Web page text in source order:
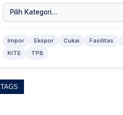
Impor Ekspor Cukai Fasilitas
KITE
TPB
TAGS